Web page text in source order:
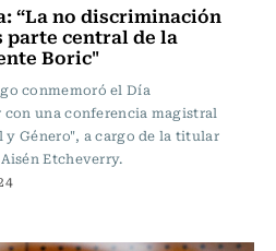
“La no discriminación
parte central de la
Boric"
conmemoró el Día
una conferencia magistral
Género", a cargo de la titular
Etcheverry.